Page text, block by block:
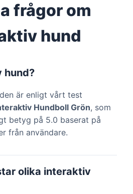
frågor om
hund
hund?
är enligt vårt test
Hundboll Grön, som
betyg på 5.0 baserat på
från användare.
olika interaktiv